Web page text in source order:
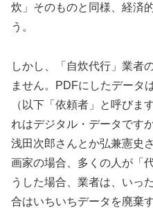
炊」そのものと同様、経済
う。
しかし、「自炊代行」業者
ません。PDFにしたデータ
（以下「依頼者」と呼びま
れはデジタル・データです
浅田次郎さんとか弘兼憲史
画家の場合、多くの人が「
うした場合、業者は、いっ
合はいちいちデータを廃棄